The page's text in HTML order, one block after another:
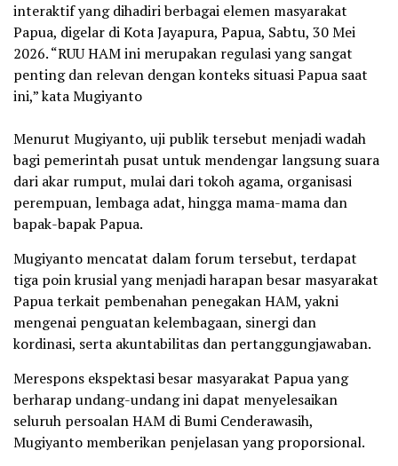
interaktif yang dihadiri berbagai elemen masyarakat
Papua, digelar di Kota Jayapura, Papua, Sabtu, 30 Mei
2026. “RUU HAM ini merupakan regulasi yang sangat
penting dan relevan dengan konteks situasi Papua saat
ini,” kata Mugiyanto
Menurut Mugiyanto, uji publik tersebut menjadi wadah
bagi pemerintah pusat untuk mendengar langsung suara
dari akar rumput, mulai dari tokoh agama, organisasi
perempuan, lembaga adat, hingga mama-mama dan
bapak-bapak Papua.
​Mugiyanto mencatat dalam forum tersebut, terdapat
tiga poin krusial yang menjadi harapan besar masyarakat
Papua terkait pembenahan penegakan HAM, yakni
mengenai penguatan kelembagaan, sinergi dan
kordinasi, serta akuntabilitas dan pertanggungjawaban.
Merespons ekspektasi besar masyarakat Papua yang
berharap undang-undang ini dapat menyelesaikan
seluruh persoalan HAM di Bumi Cenderawasih,
Mugiyanto memberikan penjelasan yang proporsional.